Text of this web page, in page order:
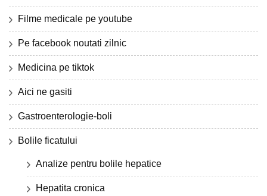
Filme medicale pe youtube
Pe facebook noutati zilnic
Medicina pe tiktok
Aici ne gasiti
Gastroenterologie-boli
Bolile ficatului
Analize pentru bolile hepatice
Hepatita cronica